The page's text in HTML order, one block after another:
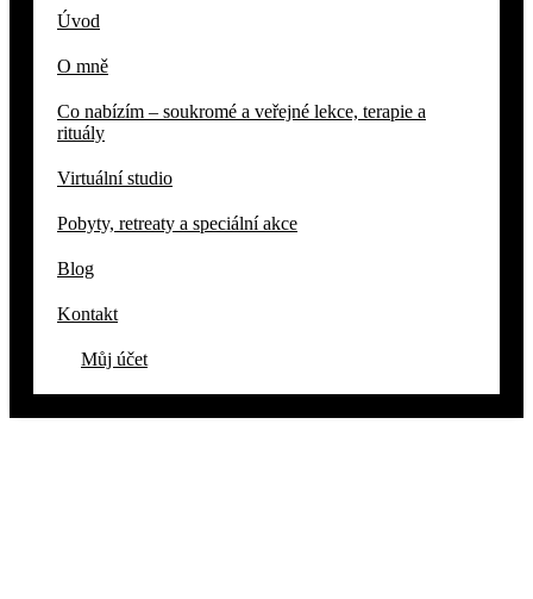
Úvod
O mně
Co nabízím – soukromé a veřejné lekce, terapie a
rituály
Virtuální studio
Pobyty, retreaty a speciální akce
Blog
Kontakt
Můj účet